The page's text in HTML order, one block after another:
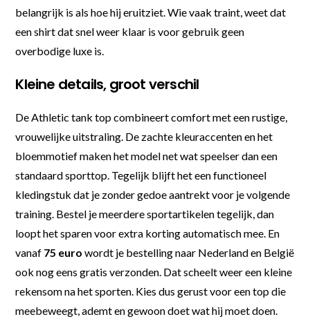
belangrijk is als hoe hij eruitziet. Wie vaak traint, weet dat
een shirt dat snel weer klaar is voor gebruik geen
overbodige luxe is.
Kleine details, groot verschil
De Athletic tank top combineert comfort met een rustige,
vrouwelijke uitstraling. De zachte kleuraccenten en het
bloemmotief maken het model net wat speelser dan een
standaard sporttop. Tegelijk blijft het een functioneel
kledingstuk dat je zonder gedoe aantrekt voor je volgende
training. Bestel je meerdere sportartikelen tegelijk, dan
loopt het sparen voor extra korting automatisch mee. En
vanaf 75 euro wordt je bestelling naar Nederland en België
ook nog eens gratis verzonden. Dat scheelt weer een kleine
rekensom na het sporten. Kies dus gerust voor een top die
meebeweegt, ademt en gewoon doet wat hij moet doen.